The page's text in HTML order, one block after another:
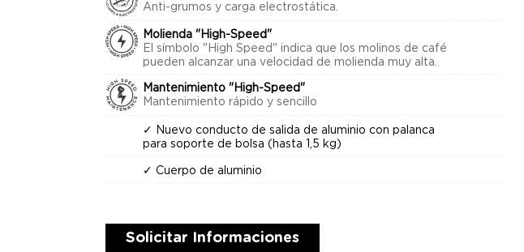
Anti-grumos y carga electrostática.
Molienda "High-Speed"
El símbolo "High Speed" indica que los molinos de café
pueden alcanzar una velocidad de molienda muy alta.
Mantenimiento "High-Speed"
Mantenimiento rápido y sencillo
✓ Nuevo conducto de salida de aluminio con palanca
para soporte de bolsa (hasta 1,5 kg)
✓ Cuerpo de aluminio
Solicitar Informaciones